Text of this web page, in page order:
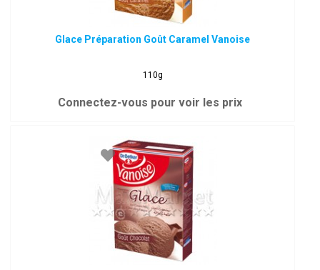
Glace Préparation Goût Caramel Vanoise
110g
Connectez-vous pour voir les prix